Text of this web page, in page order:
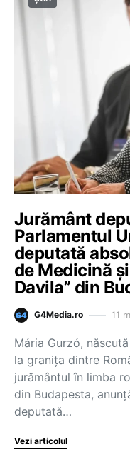
Jurământ
Parlamentul
deputată
de Medicină
Davila” din
G4Media.ro 11
Mária Gurzó,
la granița dintre
jurământul în limba
din Budapesta,
deputată…
Vezi articolul